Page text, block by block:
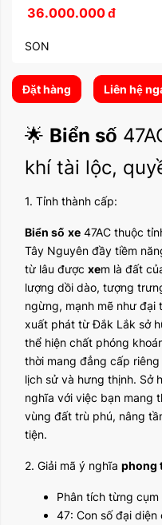
36.000.000đ
SON
Đặt hàng Liên hệ
🌟 Biển số
khí tài lộc,
1. Tỉnh thành cấp:
Biển số xe 47AC thuộc
Tây Nguyên đầy tiềm
từ lâu được xem là đất
lượng dồi dào, tượng
ngừng, mạnh mẽ như đại
xuất phát từ Đắk Lắk sở
thể hiện chất phóng
thời mang đẳng cấp
lịch sử và hưng thịnh. Sở
nghĩa với việc bạn mang
vùng đất trù phú, nâng
tiện.
2. Giải mã ý nghĩa phong
Phân tích từng cụm
47: Con số đại